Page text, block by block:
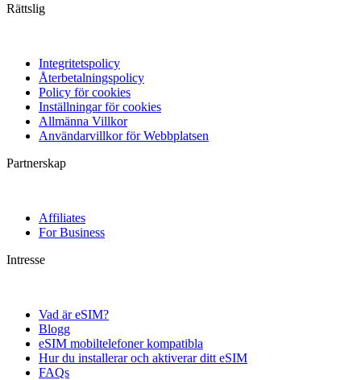
Rättslig
Integritetspolicy
Återbetalningspolicy
Policy för cookies
Inställningar för cookies
Allmänna Villkor
Användarvillkor för Webbplatsen
Partnerskap
Affiliates
For Business
Intresse
Vad är eSIM?
Blogg
eSIM mobiltelefoner kompatibla
Hur du installerar och aktiverar ditt eSIM
FAQs